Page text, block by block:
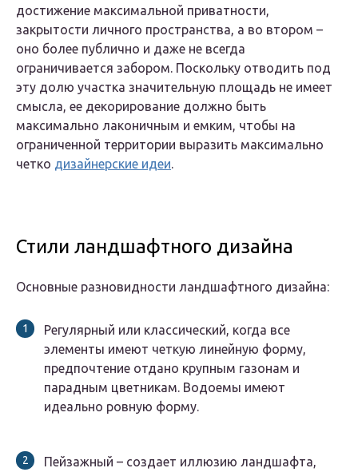
достижение максимальной приватности,
закрытости личного пространства, а во втором –
оно более публично и даже не всегда
ограничивается забором. Поскольку отводить под
эту долю участка значительную площадь не имеет
смысла, ее декорирование должно быть
максимально лаконичным и емким, чтобы на
ограниченной территории выразить максимально
четко дизайнерские идеи.
Стили ландшафтного дизайна
Основные разновидности ландшафтного дизайна:
Регулярный или классический, когда все
элементы имеют четкую линейную форму,
предпочтение отдано крупным газонам и
парадным цветникам. Водоемы имеют
идеально ровную форму.
Пейзажный – создает иллюзию ландшафта,